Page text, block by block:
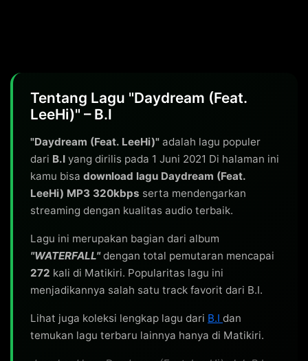
Tentang Lagu "Daydream (Feat.
LeeHi)" – B.I
"Daydream (Feat. LeeHi)" adalah lagu populer
dari B.I yang dirilis pada 1 Juni 2021 Di halaman ini
kamu bisa download lagu Daydream (Feat.
LeeHi) MP3 320kbps serta mendengarkan
streaming dengan kualitas audio terbaik.
Lagu ini merupakan bagian dari album
"WATERFALL"dengan total pemutaran mencapai
272 kali di Matikiri. Popularitas lagu ini
menjadikannya salah satu track favorit dari B.I.
Lihat juga koleksi lengkap lagu dari B.I dan
temukan lagu terbaru lainnya hanya di Matikiri.